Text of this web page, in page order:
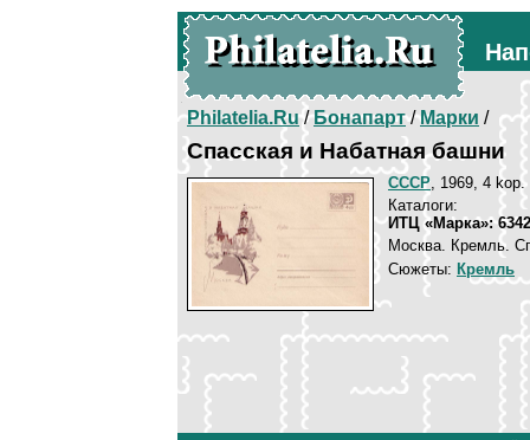
Philatelia.Ru/Бонапарт/Марки /
Спасская и Набатная башни
СССР, 1969, 4 kop.
Каталоги:
ИТЦ «Марка»: 6342
Москва. Кремль.
Сюжеты: Кремль